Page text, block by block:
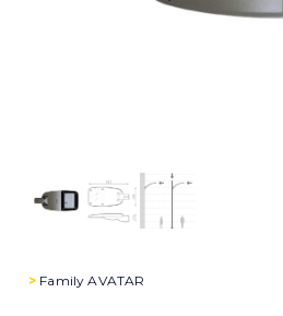
> FamilyAVATAR